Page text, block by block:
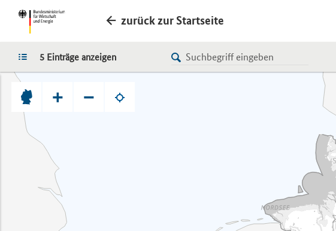
zurück zur Startseite
LISTE
5 Einträge anzeigen
+ −